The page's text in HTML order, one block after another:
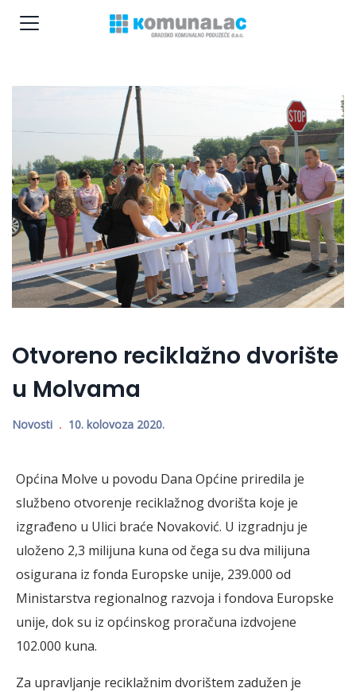
Otvoreno reciklažno dvorište
u Molvama
Novosti 10. kolovoza 2020.
Općina Molve u povodu Dana Općine priredila je
službeno otvorenje reciklažnog dvorišta koje je
izgrađeno u Ulici braće Novaković. U izgradnju je
uloženo 2,3 milijuna kuna od čega su dva milijuna
osigurana iz fonda Europske unije, 239.000 od
Ministarstva regionalnog razvoja i fondova Europske
unije, dok su iz općinskog proračuna izdvojene
102.000 kuna.
Za upravljanje reciklažnim dvorištem zadužen je